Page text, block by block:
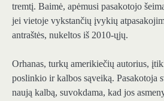
tremtį. Baimė, apėmusi pasakotojo
jei vietoje vykstančių įvykių
antraštės, nukeltos iš 2010-ųjų.
Orhanas, turkų amerikiečių autorius,
poslinkio ir kalbos sąveiką. Pasakotoja
naują kalbą, suvokdama, kad jos